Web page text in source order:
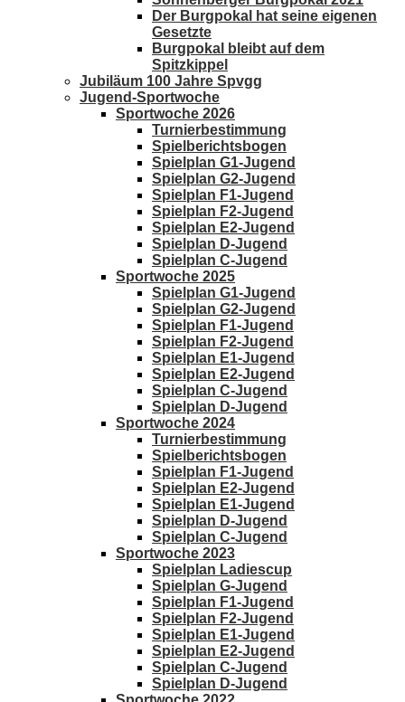
Der Burgpokal hat seine eigenen
Gesetzte
Burgpokal bleibt auf dem
Spitzkippel
Jubiläum 100 Jahre Spvgg
Jugend-Sportwoche
Sportwoche 2026
Turnierbestimmung
Spielberichtsbogen
Spielplan G1-Jugend
Spielplan G2-Jugend
Spielplan F1-Jugend
Spielplan F2-Jugend
Spielplan E2-Jugend
Spielplan D-Jugend
Spielplan C-Jugend
Sportwoche 2025
Spielplan G1-Jugend
Spielplan G2-Jugend
Spielplan F1-Jugend
Spielplan F2-Jugend
Spielplan E1-Jugend
Spielplan E2-Jugend
Spielplan C-Jugend
Spielplan D-Jugend
Sportwoche 2024
Turnierbestimmung
Spielberichtsbogen
Spielplan F1-Jugend
Spielplan E2-Jugend
Spielplan E1-Jugend
Spielplan D-Jugend
Spielplan C-Jugend
Sportwoche 2023
Spielplan Ladiescup
Spielplan G-Jugend
Spielplan F1-Jugend
Spielplan F2-Jugend
Spielplan E1-Jugend
Spielplan E2-Jugend
Spielplan C-Jugend
Spielplan D-Jugend